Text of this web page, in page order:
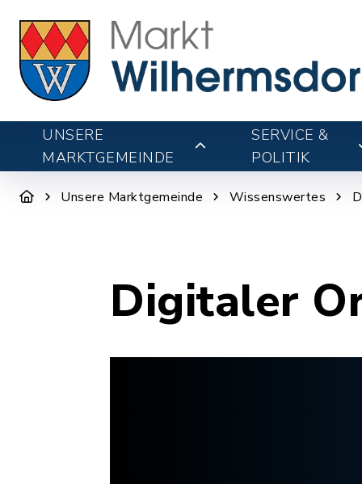
UNSERE
MARKTGEMEINDE
SERVICE &
POLITIK
Unsere Marktgemeinde Wissenswertes
Digitaler